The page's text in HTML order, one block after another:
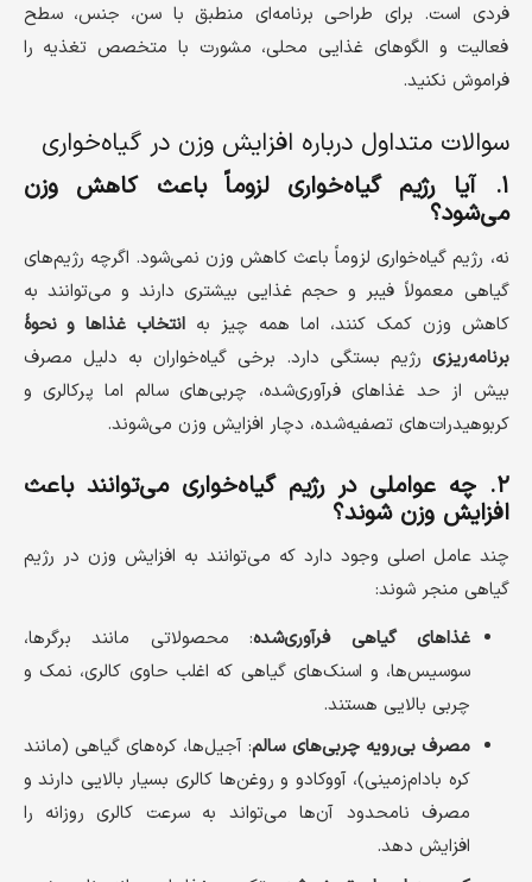
فردی است. برای طراحی برنامه‌ای منطبق با سن، جنس، سطح
فعالیت و الگوهای غذایی محلی، مشورت با متخصص تغذیه را
فراموش نکنید.
سوالات متداول درباره افزایش وزن در گیاه‌خواری
۱. آیا رژیم گیاه‌خواری لزوماً باعث کاهش وزن
می‌شود؟
نه، رژیم گیاه‌خواری لزوماً باعث کاهش وزن نمی‌شود. اگرچه رژیم‌های
گیاهی معمولاً فیبر و حجم غذایی بیشتری دارند و می‌توانند به
کاهش وزن کمک کنند، اما همه چیز به انتخاب غذاها و نحوهٔ
برنامه‌ریزی رژیم بستگی دارد. برخی گیاه‌خواران به دلیل مصرف
بیش از حد غذاهای فرآوری‌شده، چربی‌های سالم اما پرکالری و
کربوهیدرات‌های تصفیه‌شده، دچار افزایش وزن می‌شوند.
۲. چه عواملی در رژیم گیاه‌خواری می‌توانند باعث
افزایش وزن شوند؟
چند عامل اصلی وجود دارد که می‌توانند به افزایش وزن در رژیم
گیاهی منجر شوند:
غذاهای گیاهی فرآوری‌شده: محصولاتی مانند برگرها،
سوسیس‌ها، و اسنک‌های گیاهی که اغلب حاوی کالری، نمک و
چربی بالایی هستند.
مصرف بی‌رویه چربی‌های سالم: آجیل‌ها، کره‌های گیاهی (مانند
کره بادام‌زمینی)، آووکادو و روغن‌ها کالری بسیار بالایی دارند و
مصرف نامحدود آن‌ها می‌تواند به سرعت کالری روزانه را
افزایش دهد.